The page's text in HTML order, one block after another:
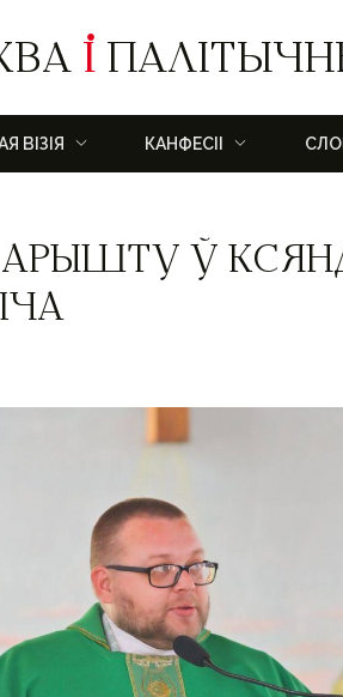
І
ВІЗІЯ КАНФЕСІІ
АРЫШТУ Ў